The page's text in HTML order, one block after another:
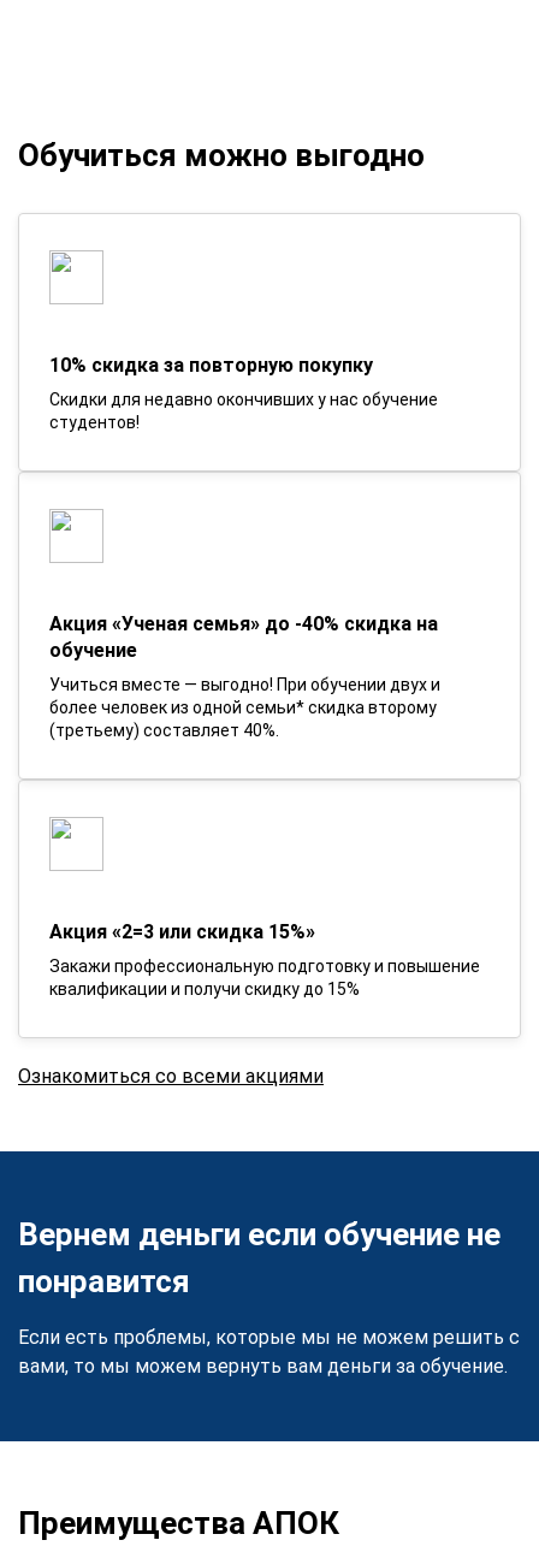
Обучиться можно выгодно
10% скидка за повторную покупку
Скидки для недавно окончивших у нас обучение
студентов!
Акция «Ученая семья» до -40% скидка на
обучение
Учиться вместе — выгодно! При обучении двух и
более человек из одной семьи* скидка второму
(третьему) составляет 40%.
Акция «2=3 или скидка 15%»
Закажи профессиональную подготовку и повышение
квалификации и получи скидку до 15%
Ознакомиться со всеми акциями
Вернем деньги если обучение не
понравится
Если есть проблемы, которые мы не можем решить с
вами, то мы можем вернуть вам деньги за обучение.
Преимущества АПОК